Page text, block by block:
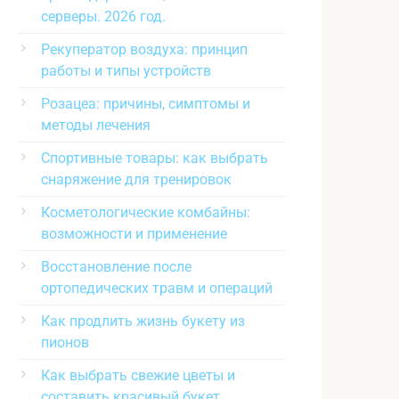
серверы. 2026 год.
Рекуператор воздуха: принцип
работы и типы устройств
Розацеа: причины, симптомы и
методы лечения
Спортивные товары: как выбрать
снаряжение для тренировок
Косметологические комбайны:
возможности и применение
Восстановление после
ортопедических травм и операций
Как продлить жизнь букету из
пионов
Как выбрать свежие цветы и